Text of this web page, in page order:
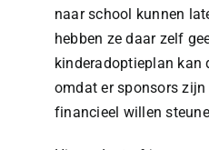
naar school kunnen
hebben ze daar zelf
kinderadoptieplan kan
omdat er sponsors zijn
financieel willen